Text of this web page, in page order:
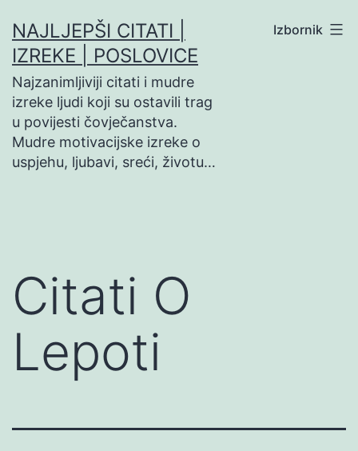
na
sadržaj
NAJLJEPŠI CITATI |
IZREKE | POSLOVICE
Najzanimljiviji citati i mudre
izreke ljudi koji su ostavili trag
u povijesti čovječanstva.
Mudre motivacijske izreke o
uspjehu, ljubavi, sreći, životu…
Izbornik
Citati O
Lepoti